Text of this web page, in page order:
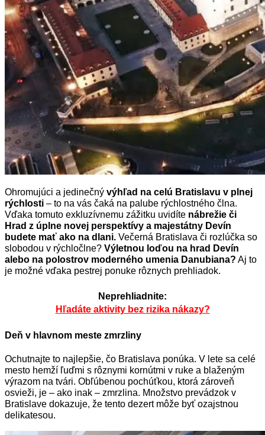
Ohromujúci a jedinečný výhľad na celú Bratislavu v plnej
rýchlosti – to na vás čaká na palube rýchlostného člna.
Vďaka tomuto exkluzívnemu zážitku uvidíte nábrežie či
Hrad z úplne novej perspektívy a majestátny Devín
budete mať ako na dlani. Večerná Bratislava či rozlúčka so
slobodou v rýchločlne? Výletnou loďou na hrad Devín
alebo na polostrov moderného umenia Danubiana? Aj to
je možné vďaka pestrej ponuke rôznych prehliadok.
Neprehliadnite:
Hľadáte aktivity bez rizika nákazy?
Deň v hlavnom meste zmrzliny
Ochutnajte to najlepšie, čo Bratislava ponúka. V lete sa celé
mesto hemží ľuďmi s rôznymi kornútmi v ruke a blaženým
výrazom na tvári. Obľúbenou pochúťkou, ktorá zároveň
osvieži, je – ako inak – zmrzlina. Množstvo prevádzok v
Bratislave dokazuje, že tento dezert môže byť ozajstnou
delikatesou.